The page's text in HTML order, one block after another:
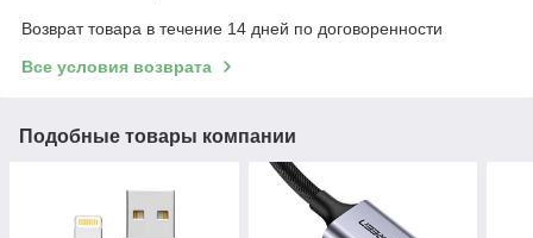
Возврат товара в течение 14 дней по договоренности
Все условия возврата
Подобные товары компании